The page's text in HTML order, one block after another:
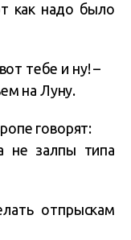
как надо было
тебе и ну! –
на Луну.
говорят:
не залпы типа
отпрыскам